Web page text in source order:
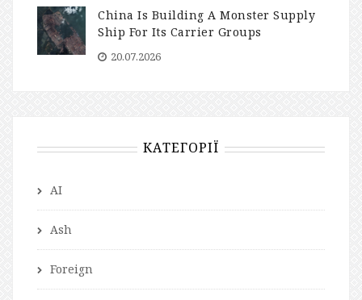
China Is Building A Monster Supply
Ship For Its Carrier Groups
20.07.2026
КАТЕГОРІЇ
AI
Ash
Foreign